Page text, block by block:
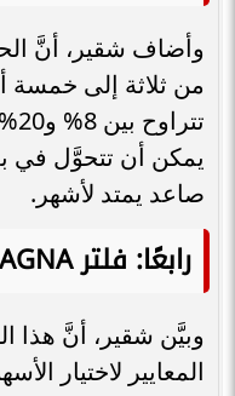
وأضاف شقير، أنَّ
من ثلاثة إلى خمسة
يمكن أن تتحوَّل في
صاعد يمتد لأشهر.
رابعًا: فلتر MAGNA
وبيَّن شقير، أنَّ هذا
المعايير لاختيار